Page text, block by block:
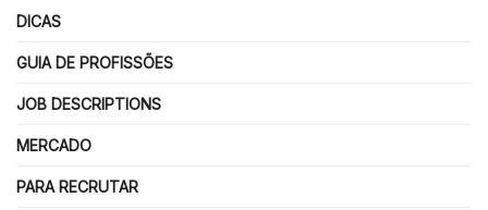
DICAS
GUIA DE PROFISSÕES
JOB DESCRIPTIONS
MERCADO
PARA RECRUTAR